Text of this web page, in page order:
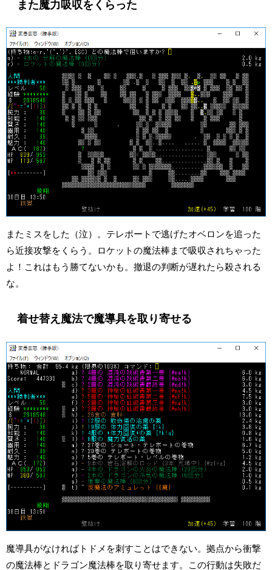
また魔力吸収をくらった
またミスをした（泣）。テレポートで逃げたオベロンを追った
ら近接攻撃をくらう。ロケットの魔法棒まで吸収されちゃった
よ！これはもう勝てないかも。撤退の判断が遅れたら殺される
な。
着せ替え魔法で魔導具を取り寄せる
魔導具がなければトドメを刺すことはできない。拠点から衝撃
の魔法棒とドラゴン魔法棒を取り寄せます。この行動は失敗だ